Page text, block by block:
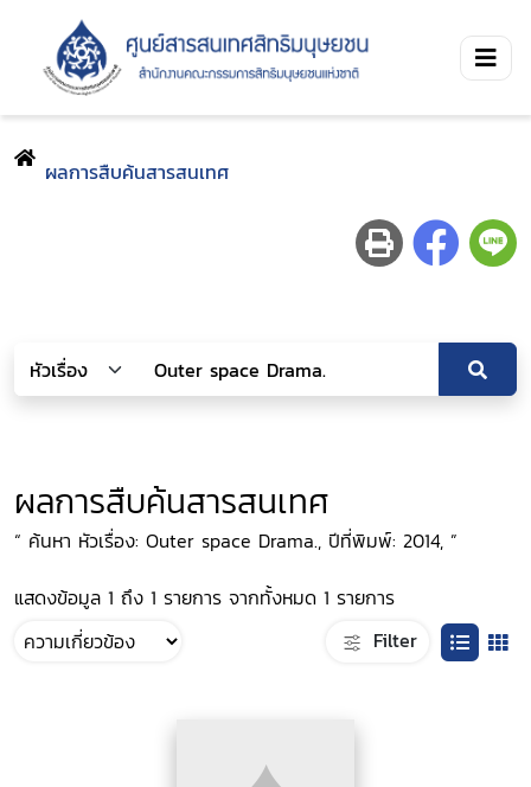
ผลการสืบค้นสารสนเทศ
ผลการสืบค้นสารสนเทศ
“ ค้นหา หัวเรื่อง: Outer space Drama., ปีที่พิมพ์: 2014, ”
แสดงข้อมูล 1 ถึง 1 รายการ จากทั้งหมด 1 รายการ
Filter